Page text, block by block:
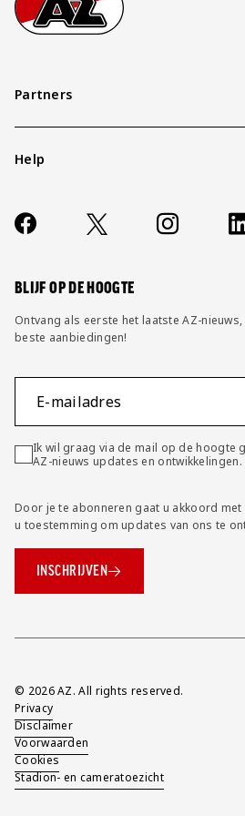
Partners
Help
Contact
FAQ
Socials
https://www.facebook.com/
X Instagram
BLIJF OP DE HOOGTE
Ontvang als eerste het laatste AZ-
beste aanbiedingen!
E-mailadres
Ik wil graag via de mail op de hoogte
AZ-nieuws updates en ontwikkelingen.
Door je te abonneren gaat u akkoord
u toestemming om updates van ons te
INSCHRIJVEN
Overig
© 2026 AZ. All rights reserved.
Privacy
Disclaimer
Voorwaarden
Cookies
Stadion- en cameratoezicht